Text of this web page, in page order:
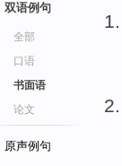
双语例句
全部
口语
书面语
论文
原声例句